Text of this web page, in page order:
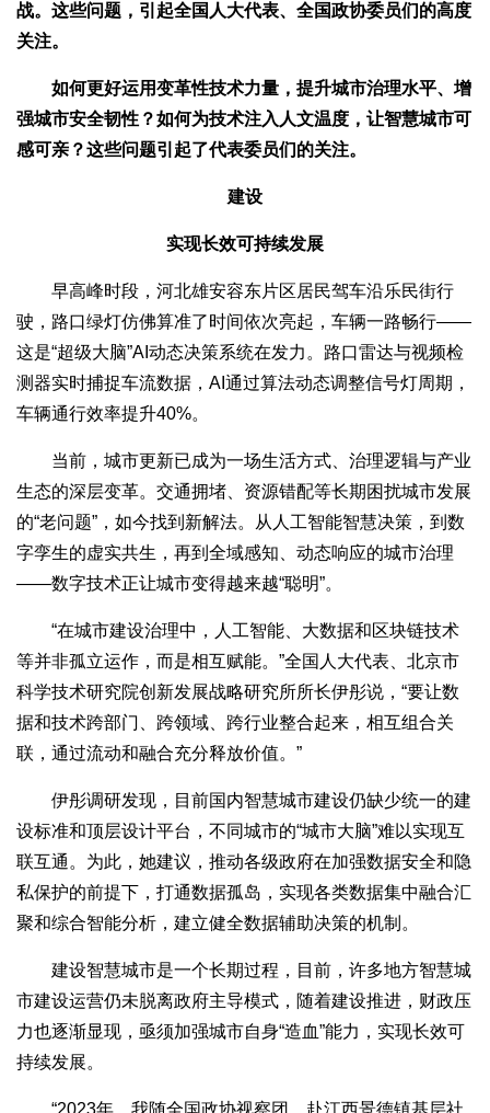
战。这些问题，引起全国人大代表、全国政协委员们的高度
关注。
如何更好运用变革性技术力量，提升城市治理水平、增
强城市安全韧性？如何为技术注入人文温度，让智慧城市可
感可亲？这些问题引起了代表委员们的关注。
建设
实现长效可持续发展
早高峰时段，河北雄安容东片区居民驾车沿乐民街行
驶，路口绿灯仿佛算准了时间依次亮起，车辆一路畅行——
这是“超级大脑”AI动态决策系统在发力。路口雷达与视频检
测器实时捕捉车流数据，AI通过算法动态调整信号灯周期，
车辆通行效率提升40%。
当前，城市更新已成为一场生活方式、治理逻辑与产业
生态的深层变革。交通拥堵、资源错配等长期困扰城市发展
的“老问题”，如今找到新解法。从人工智能智慧决策，到数
字孪生的虚实共生，再到全域感知、动态响应的城市治理
——数字技术正让城市变得越来越“聪明”。
“在城市建设治理中，人工智能、大数据和区块链技术
等并非孤立运作，而是相互赋能。”全国人大代表、北京市
科学技术研究院创新发展战略研究所所长伊彤说，“要让数
据和技术跨部门、跨领域、跨行业整合起来，相互组合关
联，通过流动和融合充分释放价值。”
伊彤调研发现，目前国内智慧城市建设仍缺少统一的建
设标准和顶层设计平台，不同城市的“城市大脑”难以实现互
联互通。为此，她建议，推动各级政府在加强数据安全和隐
私保护的前提下，打通数据孤岛，实现各类数据集中融合汇
聚和综合智能分析，建立健全数据辅助决策的机制。
建设智慧城市是一个长期过程，目前，许多地方智慧城
市建设运营仍未脱离政府主导模式，随着建设推进，财政压
力也逐渐显现，亟须加强城市自身“造血”能力，实现长效可
持续发展。
“2023年，我随全国政协视察团，赴江西景德镇基层社